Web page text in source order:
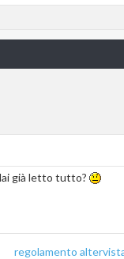
già letto tutto?
regolamento